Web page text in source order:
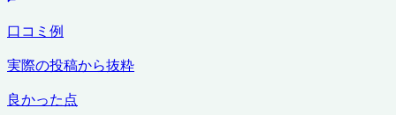
口コミ例
実際の投稿から抜粋
良かった点